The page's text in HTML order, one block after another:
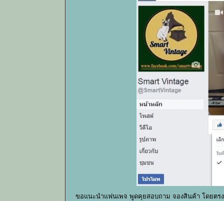
ขอแนะนำแฟนเพจ พูดคุยสอบถาม จองสินค้า โดยตร